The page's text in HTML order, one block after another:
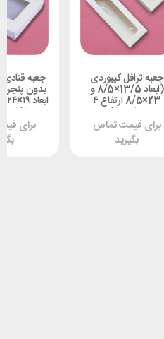
جعبه ترافل کیبوردی
(ابعاد 13/5×8/5 و
23×8/5 ارتفاع ۴
سانتیمتر)
برای قیمت تماس
بگیرید
بدون پنجره
۷/۵ سانتیمتر)
برای